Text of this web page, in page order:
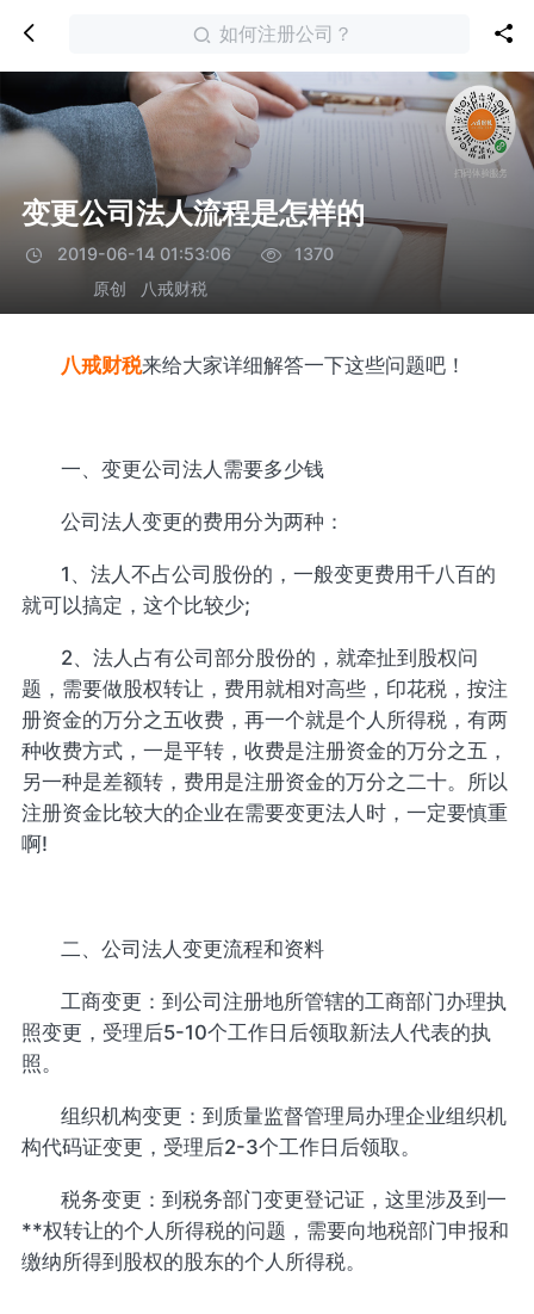
如何注册公司？
变更公司法人流程是怎样的
2019-06-14 01:53:06
1370
原创
八戒财税
八戒财税来给大家详细解答一下这些问题吧！
一、变更公司法人需要多少钱
公司法人变更的费用分为两种：
1、法人不占公司股份的，一般变更费用千八百的
就可以搞定，这个比较少;
2、法人占有公司部分股份的，就牵扯到股权问
题，需要做股权转让，费用就相对高些，印花税，按注
册资金的万分之五收费，再一个就是个人所得税，有两
种收费方式，一是平转，收费是注册资金的万分之五，
另一种是差额转，费用是注册资金的万分之二十。所以
注册资金比较大的企业在需要变更法人时，一定要慎重
啊!
二、公司法人变更流程和资料
工商变更：到公司注册地所管辖的工商部门办理执
照变更，受理后5-10个工作日后领取新法人代表的执
照。
组织机构变更：到质量监督管理局办理企业组织机
构代码证变更，受理后2-3个工作日后领取。
税务变更：到税务部门变更登记证，这里涉及到一
**权转让的个人所得税的问题，需要向地税部门申报和
缴纳所得到股权的股东的个人所得税。